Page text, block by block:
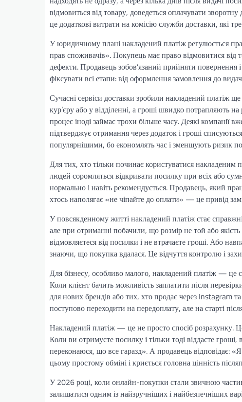
відмовиться від товару, доведеться оплачувати
це додаткові витрати на комісію служби доставки, які
У юридичному плані накладений платіж регулюється
прав споживачів». Покупець має право відмовитися від
дефекти. Продавець зобов’язаний прийняти
фіксувати всі етапи: від оформлення замовлення до
Сучасні сервіси доставки зробили накладений
кур’єру або у відділенні, а гроші швидко потрапляють
процес іноді займає трохи більше часу. Деякі компанії
підтверджує отримання через додаток і гроші
популярнішими, бо економлять час і зменшують ризик
Для тих, хто тільки починає користуватися
людей соромляться відкривати посилку при всіх або
нормально і навіть рекомендується. Продавець, який
хтось наполягає «не чіпайте до оплати» — це привід
У повсякденному житті накладений платіж стає
але при отриманні побачили, що розмір не той або
відмовляєтеся від посилки і не втрачаєте гроші. Або
знаючи, що покупка вдалася. Це відчуття контролю і
Для бізнесу, особливо малого, накладений платіж — це
Коли клієнт бачить можливість заплатити після
для нових брендів або тих, хто продає через Instagram
поступово переходити на передоплату, але на старті
Накладений платіж — це не просто спосіб розрахунку.
Коли ви отримуєте посилку і тільки тоді віддаєте
переконаюся, що все гаразд». А продавець відповідає:
цьому простому обміні і криється головна цінність
У 2026 році, коли онлайн-покупки стали звичною
залишатися одним із найзручніших і найбезпечніших